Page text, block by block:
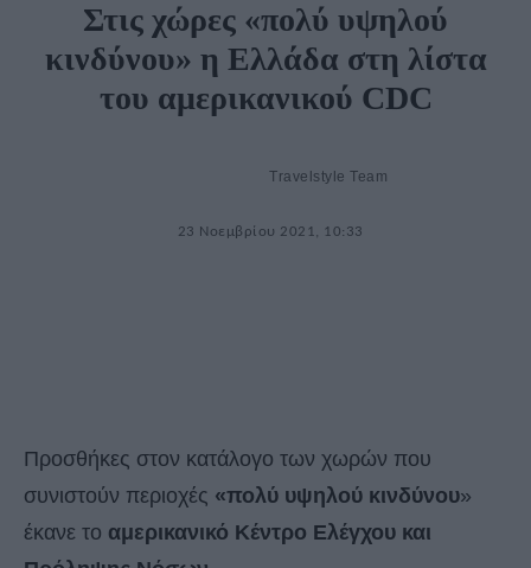
Στις χώρες «πολύ υψηλού
κινδύνου» η Ελλάδα στη λίστα
του αμερικανικού CDC
Travelstyle Team
23 Νοεμβρίου 2021, 10:33
Προσθήκες στον κατάλογο των χωρών που
συνιστούν περιοχές «πολύ υψηλού κινδύνου»
έκανε το αμερικανικό Κέντρο Ελέγχου και